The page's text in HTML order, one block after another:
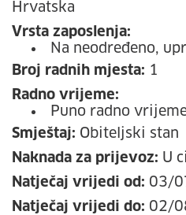
Hrvatska
Vrsta zaposlenja:
Na neodređeno,
Broj radnih mjesta: 1
Radno vrijeme:
Puno radno
Smještaj: Obiteljski stan
Naknada za prijevoz: U
Natječaj vrijedi od: 03/
Natječaj vrijedi do: 02/